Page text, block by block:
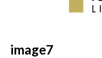
image7